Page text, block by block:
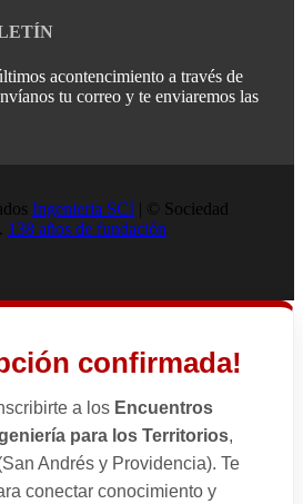
acontencimiento a través de
tu correo y te enviaremos las
Ingenieria SCI | © Sociedad
138 años de fundación
confirmada!
a los Encuentros
para los Territorios,
Andrés y Providencia). Te
conectar conocimiento y